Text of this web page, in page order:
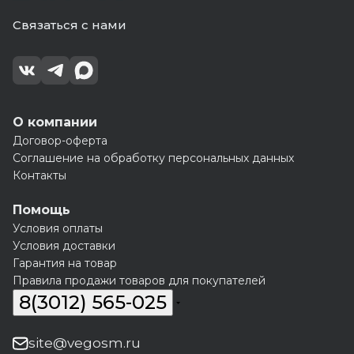
Связаться с нами
О компании
Договор-оферта
Соглашение на обработку персональных данных
Контакты
Помощь
Условия оплаты
Условия доставки
Гарантия на товар
Правила продажи товаров для покупателей
8(3012) 565-025
site@vegosm.ru